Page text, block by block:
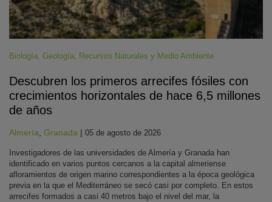
Biología, Geología, Recursos Naturales y Medio Ambiente
Descubren los primeros arrecifes fósiles con
crecimientos horizontales de hace 6,5 millones
de años
Almería, Granada | 05 de agosto de 2026
Investigadores de las universidades de Almería y Granada han
identificado en varios puntos cercanos a la capital almeriense
afloramientos de origen marino correspondientes a la época geológica
previa en la que el Mediterráneo se secó casi por completo. En estos
arrecifes formados a casi 40 metros bajo el nivel del mar, la